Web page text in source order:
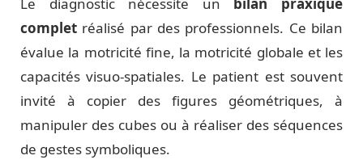
complet réalisé par des professionnels. Ce bilan
évalue la motricité fine, la motricité globale et les
capacités visuo-spatiales. Le patient est souvent
invité à copier des figures géométriques, à
manipuler des cubes ou à réaliser des séquences
de gestes symboliques.